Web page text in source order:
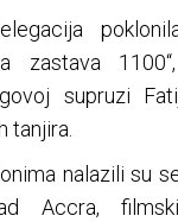
zastava
supruzi
tanjira.
nalazili su
Accra,